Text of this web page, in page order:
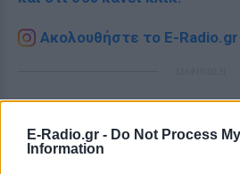
E-Radio.gr - Do Not Process
Information
Ακολουθήστε το E-